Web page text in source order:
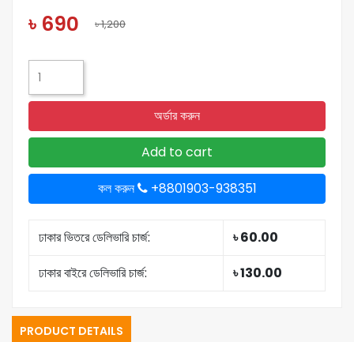
৳ 690 ৳ 1,200
অর্ডার করুন
Add to cart
কল করুন
+8801903-938351
ঢাকার ভিতরে ডেলিভারি চার্জ:
৳ 60.00
ঢাকার বাইরে ডেলিভারি চার্জ:
৳ 130.00
PRODUCT DETAILS